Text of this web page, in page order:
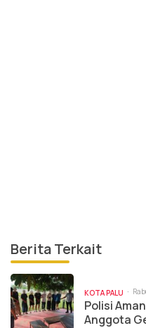
Berita Terkait
KOTA PALU
Polisi
Anggota